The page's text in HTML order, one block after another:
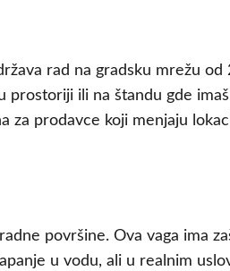
rad na gradsku mrežu od
prostoriji ili na štandu gde
za prodavce koji menjaju
površine. Ova vaga ima
u vodu, ali u realnim